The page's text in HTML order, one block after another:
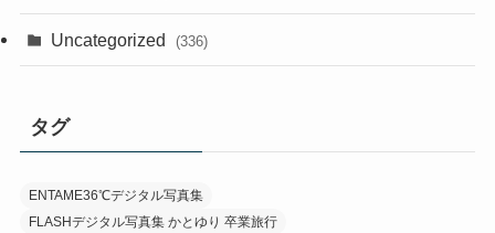
Uncategorized (336)
タグ
ENTAME36℃デジタル写真集
FLASHデジタル写真集 かとゆり 卒業旅行